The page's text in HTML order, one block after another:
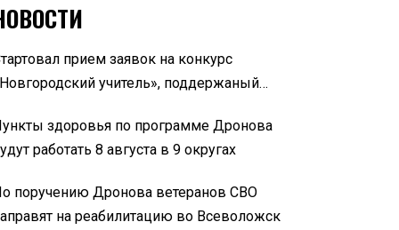
прием заявок на конкурс
учитель», поддержаный
здоровья по программе Дронова
работать 8 августа в 9 округах
поручению Дронова ветеранов СВО
на реабилитацию во Всеволожск